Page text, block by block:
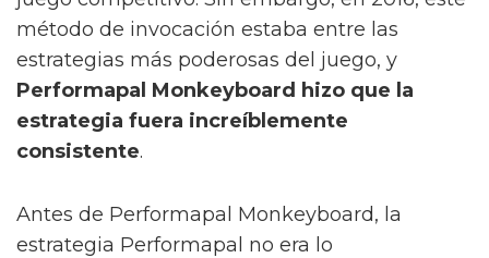
método de invocación estaba entre las
estrategias más poderosas del juego, y
Performapal Monkeyboard hizo que la
estrategia fuera increíblemente
consistente.
Antes de Performapal Monkeyboard, la
estrategia Performapal no era lo